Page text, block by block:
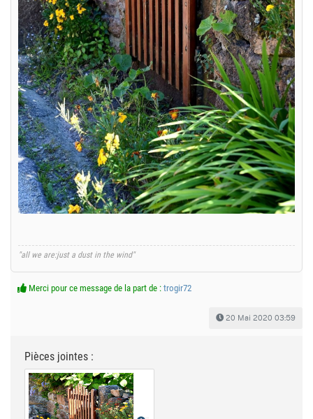
"all we are:just a dust in the wind"
Merci pour ce message de la part de : trogir72
20 Mai 2020 03:59
Pièces jointes :